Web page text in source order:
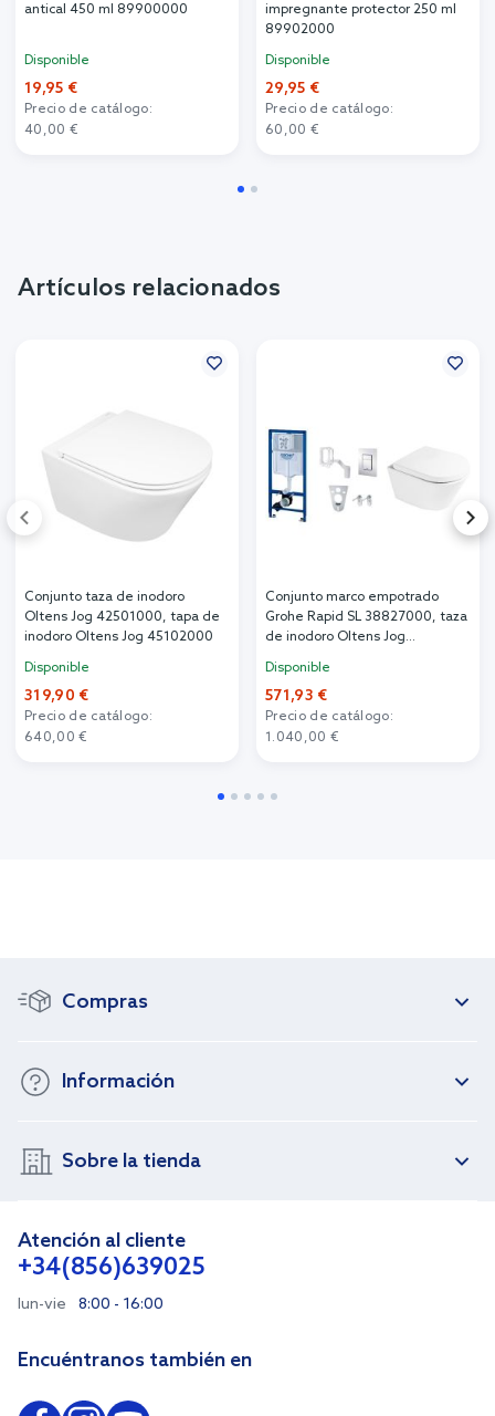
antical 450 ml 89900000
Disponible
19,95 €
Precio de catálogo:
40,00 €
impregnante protector 250 ml
89902000
Disponible
29,95 €
Precio de catálogo:
60,00 €
Artículos relacionados
Conjunto taza de inodoro
Oltens Jog 42501000, tapa de
inodoro Oltens Jog 45102000
Disponible
319,90 €
Precio de catálogo:
640,00 €
Conjunto marco empotrado
Grohe Rapid SL 38827000, taza
de inodoro Oltens Jog
Disponible
571,93 €
Precio de catálogo:
1.040,00 €
Compras
Información
Sobre la tienda
Atención al cliente
+34(856)639025
lun-vie 8:00 - 16:00
Encuéntranos también en